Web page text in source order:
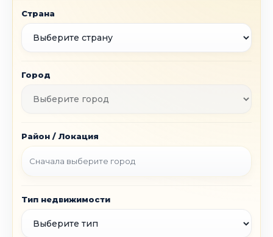
Страна
Город
Район / Локация
Сначала выберите город
Тип недвижимости